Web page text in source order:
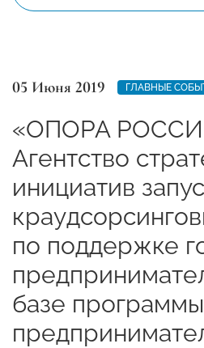
05 Июня 2019 ГЛАВНЫЕ
«ОПОРА
Агентство
инициатив
по поддержке
базе